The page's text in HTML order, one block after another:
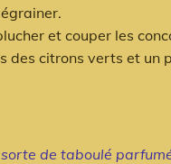
et couper les
des citrons verts et un
de taboulé